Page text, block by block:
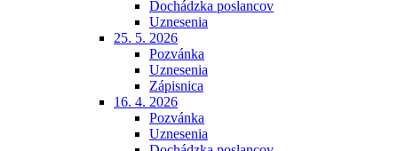
Dochádzka poslancov
Uznesenia
25. 5. 2026
Pozvánka
Uznesenia
Zápisnica
16. 4. 2026
Pozvánka
Uznesenia